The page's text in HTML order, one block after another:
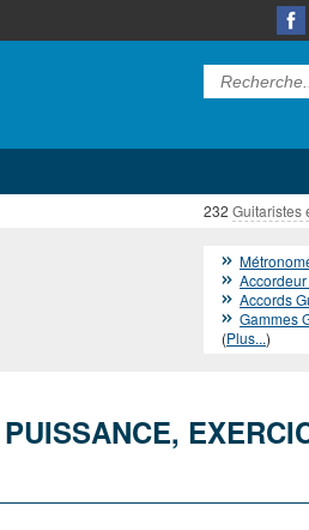
232 Guitaristes
Accords
Gammes
(Plus...)